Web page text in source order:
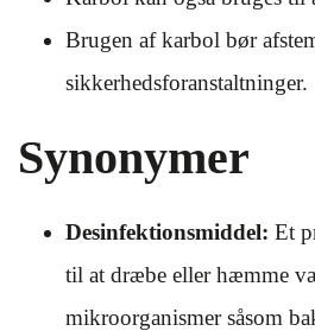
Brugen af karbol bør
sikkerhedsforanstaltninger.
Synonymer
Desinfektionsmiddel: Et
til at dræbe eller hæmme
mikroorganismer såsom